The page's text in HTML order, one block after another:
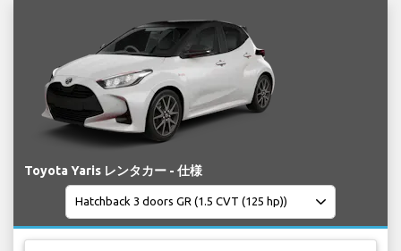
Toyota Yaris レンタカー - 仕様